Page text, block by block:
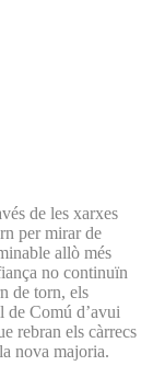
de les xarxes
per mirar de
allò més
no continuïn
de torn, els
de Comú d’avui
rebran els càrrecs
nova majoria.